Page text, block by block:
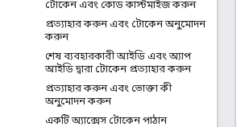
টোকেন এবং কোড কাস্টমাইজ করুন
প্রত্যাহার করুন এবং টোকেন অনুমোদন
করুন
শেষ ব্যবহারকারী আইডি এবং অ্যাপ
আইডি দ্বারা টোকেন প্রত্যাহার করুন
প্রত্যাহার করুন এবং ভোক্তা কী
অনুমোদন করুন
একটি অ্যাক্সেস টোকেন পাঠান